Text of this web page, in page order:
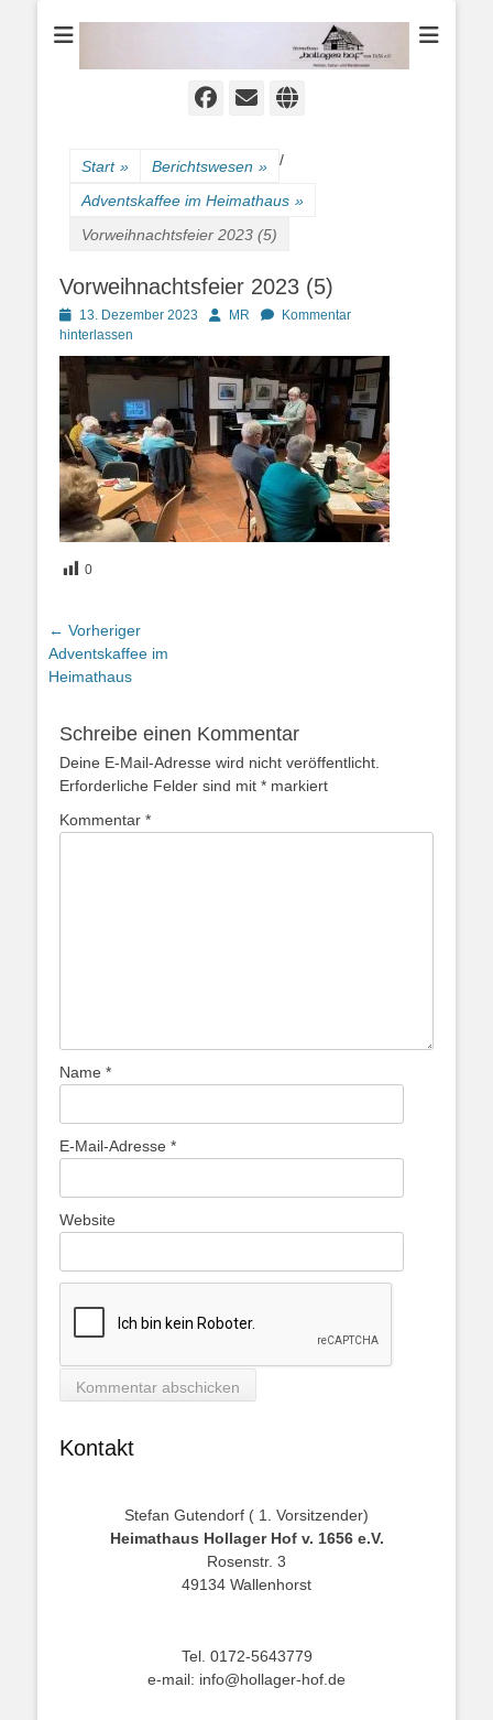
Heimathaus
Hollager Hof v.
Facebook
E-
Website
Start » Berichtswesen » /
Adventskaffee im Heimathaus »
Vorweihnachtsfeier 2023 (5)
Vorweihnachtsfeier 2023 (5)
Posted
on
13. Dezember 2023 AutorMR
Kommentar
hinterlassen
0
Beitragsnavigation
← Vorheriger
Vorheriger
Beitrag:
Adventskaffee im
Heimathaus
Schreibe einen Kommentar
Deine E-Mail-Adresse wird nicht veröffentlicht.
Erforderliche Felder sind mit * markiert
Kommentar *
Name *
E-Mail-Adresse *
Website
Kontakt
Stefan Gutendorf ( 1. Vorsitzender)
Heimathaus Hollager Hof v. 1656 e.V.
Rosenstr. 3
49134 Wallenhorst
Tel. 0172-5643779
e-mail: info@hollager-hof.de